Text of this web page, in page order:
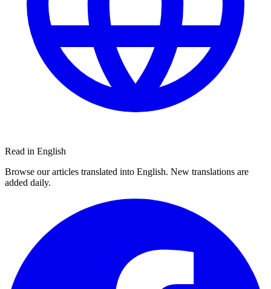
Read in English
Browse our articles translated into English. New translations are
added daily.